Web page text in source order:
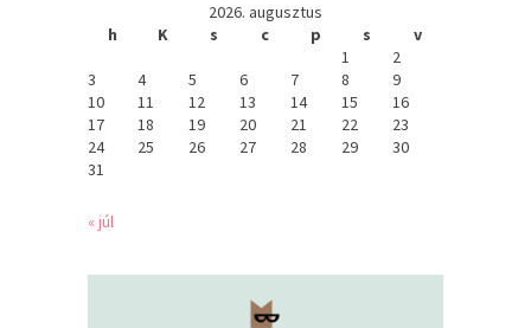
2026. augusztus
h
K s c p s
v
1
2
3
4 5 6 7 8
9
10
11 12 13 14 15
16
17
18 19 20 21 22
23
24
25 26 27 28 29
30
31
« júl